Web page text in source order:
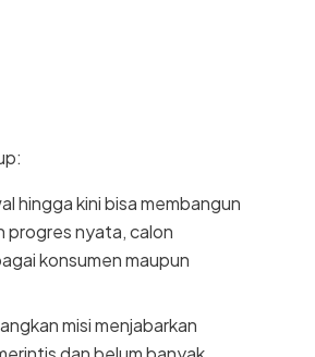
hingga kini bisa membangun
progres nyata, calon
konsumen maupun
misi menjabarkan